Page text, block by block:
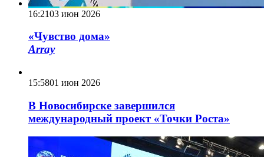
16:2103 июн 2026
«Чувство дома»
Array
15:5801 июн 2026
В Новосибирске завершился
международный проект «Точки Роста»